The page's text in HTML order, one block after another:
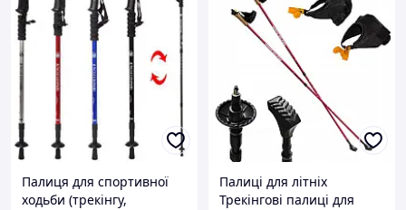
Палиця для спортивної
ходьби (трекінгу,
Палиці для літніх
Трекінгові палиці для